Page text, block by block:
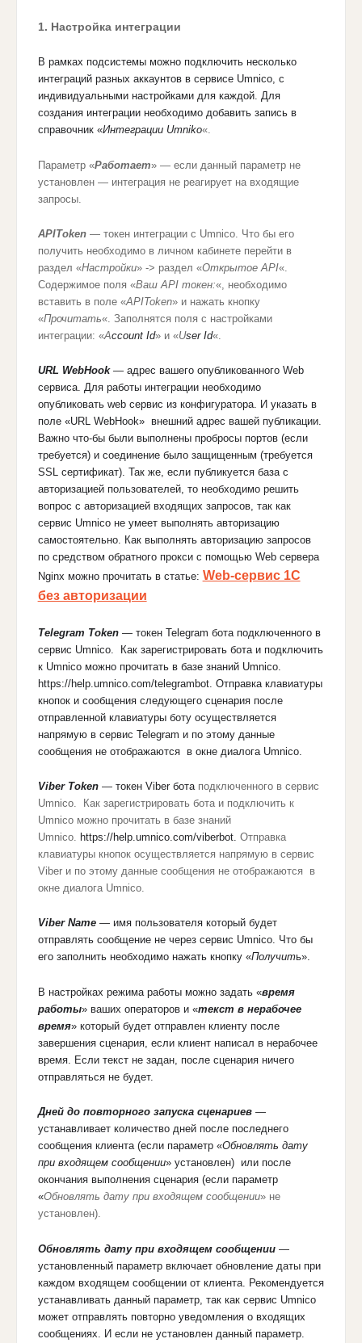
1. Настройка интеграции
В рамках подсистемы можно подключить несколько
интеграций разных аккаунтов в сервисе Umnico, с
индивидуальными настройками для каждой. Для
создания интеграции необходимо добавить запись в
справочник «Интеграции Umniko«.
Параметр «Работает» — если данный параметр не
установлен — интеграция не реагирует на входящие
запросы.
APIToken— токен интеграции с Umnico. Что бы его
получить необходимо в личном кабинете перейти в
раздел «Настройки» -> раздел «Открытое API«.
Содержимое поля «Ваш API токен:«, необходимо
вставить в поле «APIToken» и нажать кнопку
«Прочитать«. Заполнятся поля с настройками
интеграции: «Account Id» и «User Id«.
URL WebHook— адрес вашего опубликованного Web
сервиса. Для работы интеграции необходимо
опубликовать web сервис из конфигуратора. И указать в
поле «URL WebHook» внешний адрес вашей публикации.
Важно что-бы были выполнены пробросы портов (если
требуется) и соединение было защищенным (требуется
SSL сертификат). Так же, если публикуется база с
авторизацией пользователей, то необходимо решить
вопрос с авторизацией входящих запросов, так как
сервис Umnico не умеет выполнять авторизацию
самостоятельно. Как выполнять авторизацию запросов
по средством обратного прокси с помощью Web сервера
Nginx можно прочитать в статье: Web-сервис 1С
без авторизации
Telegram Token— токен Telegram бота подключенного в
сервис Umnico. Как зарегистрировать бота и подключить
к Umnico можно прочитать в базе знаний Umnico.
https://help.umnico.com/telegrambot. Отправка клавиатуры
кнопок и сообщения следующего сценария после
отправленной клавиатуры боту осуществляется
напрямую в сервис Telegram и по этому данные
сообщения не отображаются в окне диалога Umnico.
Viber Token— токен Viber бота подключенного в сервис
Umnico. Как зарегистрировать бота и подключить к
Umnico можно прочитать в базе знаний
Umnico. https://help.umnico.com/viberbot. Отправка
клавиатуры кнопок осуществляется напрямую в сервис
Viber и по этому данные сообщения не отображаются в
окне диалога Umnico.
Viber Name— имя пользователя который будет
отправлять сообщение не через сервис Umnico. Что бы
его заполнить необходимо нажать кнопку «Получить».
В настройках режима работы можно задать «время
работы» ваших операторов и «текст в нерабочее
время» который будет отправлен клиенту после
завершения сценария, если клиент написал в нерабочее
время. Если текст не задан, после сценария ничего
отправляться не будет.
Дней до повторного запуска сценариев—
устанавливает количество дней после последнего
сообщения клиента (если параметр «Обновлять дату
при входящем сообщении» установлен) или после
окончания выполнения сценария (если параметр
«Обновлять дату при входящем сообщении» не
установлен).
Обновлять дату при входящем сообщении—
установленный параметр включает обновление даты при
каждом входящем сообщении от клиента. Рекомендуется
устанавливать данный параметр, так как сервис Umnico
может отправлять повторно уведомления о входящих
сообщениях. И если не установлен данный параметр.